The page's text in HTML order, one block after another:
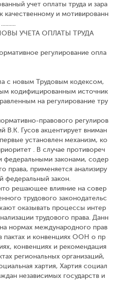
учет оплаты труда и зара
качественному и мотивированн
УЧЕТА ОПЛАТЫ ТРУДА
регулирование опла
с новым Трудовым кодексом,
кодифицированным источник
на регулирование тру
правового регулиров
В.К. Гусов акцентирует вниман
установлен механизм, ко
. В случае противореч
законами, содер
права, применяется анализиру
федеральный закон.
решающее влияние на совер
трудового законодательс
оказывать процессы интер
трудового права. Данн
нормах международного прав
пактах и конвенциях ООН о пр
конвенциях и рекомендация
региональных организаций,
хартия, Хартия социал
независимых государств и